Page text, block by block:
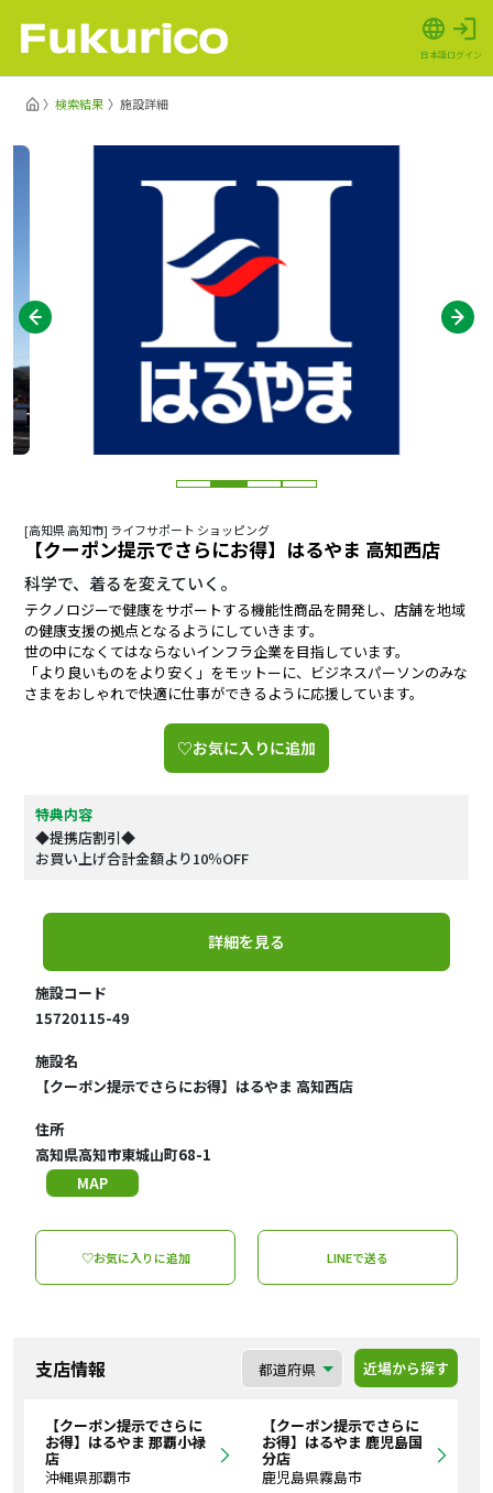
日本語ログイン
検索結果 施設詳細
[高知県 高知市] ライフサポート ショッピング
【クーポン提示でさらにお得】はるやま 高知西店
科学で、着るを変えていく。
テクノロジーで健康をサポートする機能性商品を開発し、店舗を地域
の健康支援の拠点となるようにしていきます。
世の中になくてはならないインフラ企業を目指しています。
「より良いものをより安く」をモットーに、ビジネスパーソンのみな
さまをおしゃれで快適に仕事ができるように応援しています。
♡お気に入りに追加
特典内容
◆提携店割引◆
お買い上げ合計金額より10％OFF
詳細を見る
施設コード
15720115-49
施設名
【クーポン提示でさらにお得】はるやま 高知西店
住所
高知県高知市東城山町68-1
MAP
♡お気に入りに追加 LINEで送る
支店情報 近場から探す
【クーポン提示でさらに
お得】はるやま 那覇小禄
店
沖縄県那覇市
【クーポン提示でさらに
お得】はるやま 鹿児島国
分店
鹿児島県霧島市